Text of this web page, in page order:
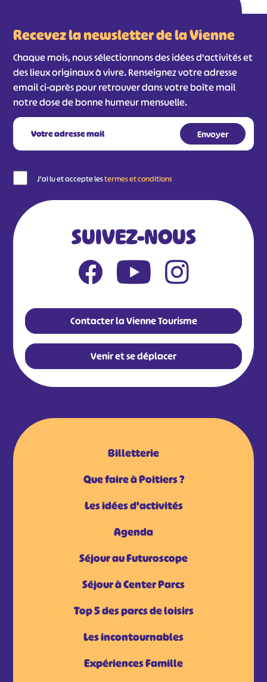
Recevez la newsletter de la Vienne
Chaque mois, nous sélectionnons des idées d'activités et
des lieux originaux à vivre. Renseignez votre adresse
email ci-après pour retrouver dans votre boîte mail
notre dose de bonne humeur mensuelle.
J'ai lu et accepte lestermes et conditions
SUIVEZ-NOUS
Contacter la Vienne Tourisme
Venir et se déplacer
Billetterie
Que faire à Poitiers ?
Les idées d'activités
Agenda
Séjour au Futuroscope
Séjour à Center Parcs
Top 5 des parcs de loisirs
Les incontournables
Expériences Famille
# # #
#